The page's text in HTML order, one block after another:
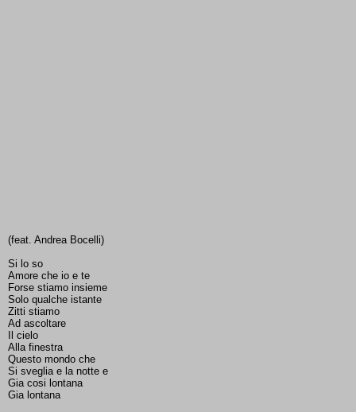
(feat. Andrea Bocelli)
Si lo so
Amore che io e te
Forse stiamo insieme
Solo qualche istante
Zitti stiamo
Ad ascoltare
Il cielo
Alla finestra
Questo mondo che
Si sveglia e la notte e
Gia cosi lontana
Gia lontana